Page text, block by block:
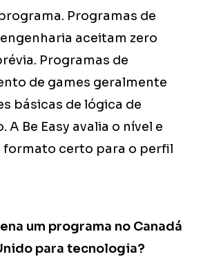
Programas de
aceitam zero
Programas de
de games geralmente
básicas de lógica de
A Be Easy avalia o nível e
formato certo para o perfil
um programa no Canadá
para tecnologia?